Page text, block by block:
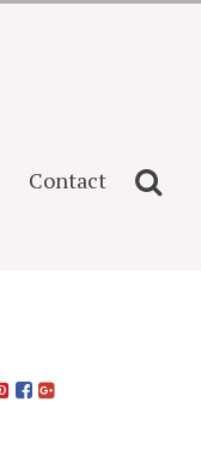
Contact